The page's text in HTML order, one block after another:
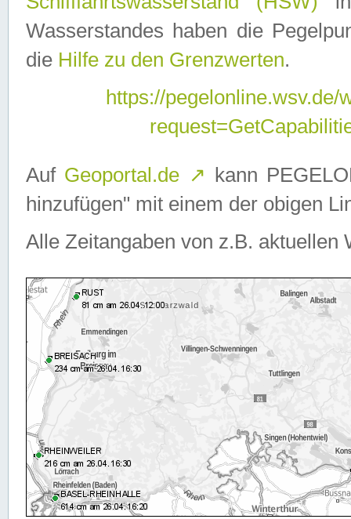
Wasserstandes haben die
die Hilfe zu den Grenzwerten.
https://
Auf Geoportal.de ↗ kann
hinzufügen" mit einem der obigen
Alle Zeitangaben von z.B. aktuellen